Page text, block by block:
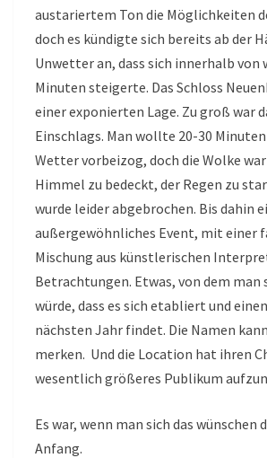
austariertem Ton die Möglichkeiten
doch es kündigte sich bereits ab der
Unwetter an, dass sich innerhalb von
Minuten steigerte. Das Schloss
einer exponierten Lage. Zu groß war
Einschlags. Man wollte 20-30
Wetter vorbeizog, doch die Wolke
Himmel zu bedeckt, der Regen zu
wurde leider abgebrochen. Bis dahin
außergewöhnliches Event, mit einer
Mischung aus künstlerischen
Betrachtungen. Etwas, von dem man
würde, dass es sich etabliert und
nächsten Jahr findet. Die Namen
merken. Und die Location hat ihren
wesentlich größeres Publikum
Es war, wenn man sich das wünschen
Anfang.